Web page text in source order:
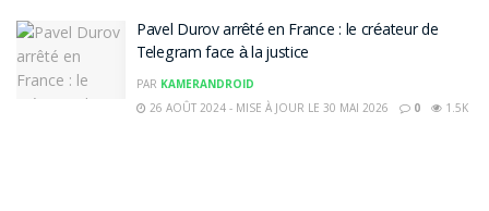
Pavel Durov arrêté en France : le créateur de
Telegram face à la justice
PAR KAMERANDROID
26 AOÛT 2024 - MISE À JOUR LE 30 MAI 2026
0 1.5K